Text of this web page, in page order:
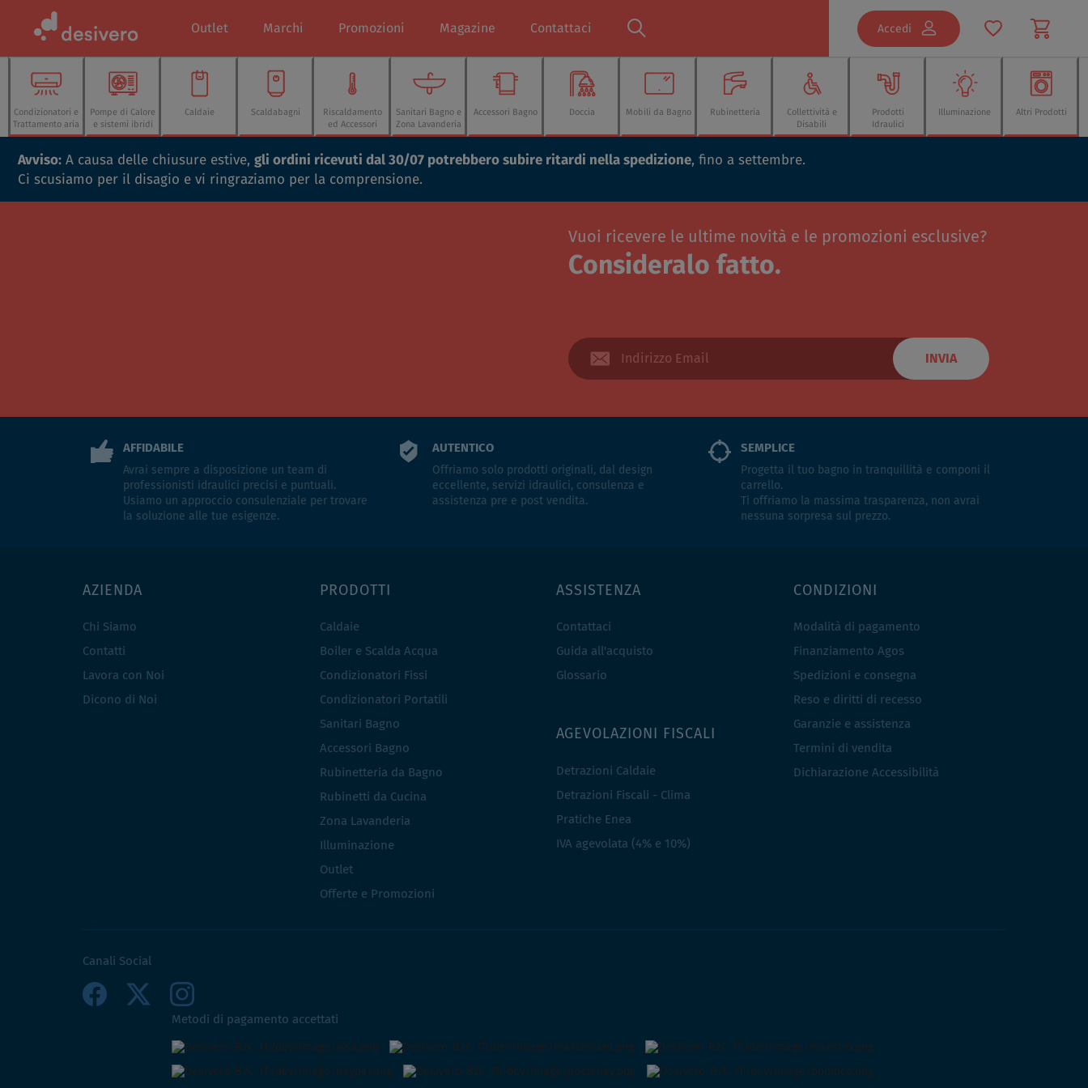
Outlet Marchi Promozioni Magazine Contattaci Accedi
Condizionatori e
Trattamento aria
Pompe di Calore
e sistemi ibridi
Caldaie Scaldabagni
Riscaldamento
ed Accessori
Sanitari Bagno e
Zona Lavanderia
Accessori Bagno Doccia Mobili da Bagno Rubinetteria
Collettività e
Disabili
Prodotti
Idraulici
Illuminazione Altri Prodotti
Avviso: A causa delle chiusure estive, gli ordini ricevuti dal 30/07 potrebbero subire ritardi nella spedizione, fino a settembre.
Ci scusiamo per il disagio e vi ringraziamo per la comprensione.
Vuoi ricevere le ultime novità e le promozioni esclusive?
Consideralo fatto.
INVIA
AFFIDABILE
Avrai sempre a disposizione un team di
professionisti idraulici precisi e puntuali.
Usiamo un approccio consulenziale per trovare
la soluzione alle tue esigenze.
AUTENTICO
Offriamo solo prodotti originali, dal design
eccellente, servizi idraulici, consulenza e
assistenza pre e post vendita.
SEMPLICE
Progetta il tuo bagno in tranquillità e componi il
carrello.
Ti offriamo la massima trasparenza, non avrai
nessuna sorpresa sul prezzo.
AZIENDA
Chi Siamo
Contatti
Lavora con Noi
Dicono di Noi
PRODOTTI
Caldaie
Boiler e Scalda Acqua
Condizionatori Fissi
Condizionatori Portatili
Sanitari Bagno
Accessori Bagno
Rubinetteria da Bagno
Rubinetti da Cucina
Zona Lavanderia
Illuminazione
Outlet
Offerte e Promozioni
ASSISTENZA
Contattaci
Guida all'acquisto
Glossario
AGEVOLAZIONI FISCALI
Detrazioni Caldaie
Detrazioni Fiscali - Clima
Pratiche Enea
IVA agevolata (4% e 10%)
CONDIZIONI
Modalità di pagamento
Finanziamento Agos
Spedizioni e consegna
Reso e diritti di recesso
Garanzie e assistenza
Termini di vendita
Dichiarazione Accessibilità
Canali Social
Metodi di pagamento accettati